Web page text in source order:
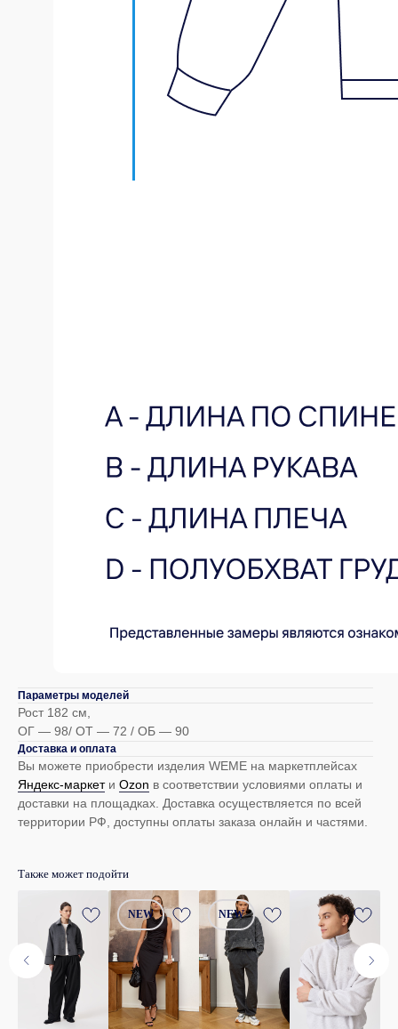
Параметры моделей
Рост 182 см,
ОГ — 98/ ОТ — 72 / ОБ — 90
Доставка и оплата
Вы можете приобрести изделия WEME на маркетплейсах
Яндекс-маркети Оzon в соответствии условиями оплаты и
доставки на площадках. Доставка осуществляется по всей
территории РФ, доступны оплаты заказа онлайн и частями.
Также может подойти
NEW NEW
Каталог
Женщинам
Мужчинам
Контакты
help@we-me.ru
Я даю согласие на получение email-рассылки
Подписаться
TELEGRAM
Политика обработки данных
Карта сайта
Telegram
© 2024-2025 WeMe
Договор оферта
marketing@we-me.ru
маркетинг и сотрудничество